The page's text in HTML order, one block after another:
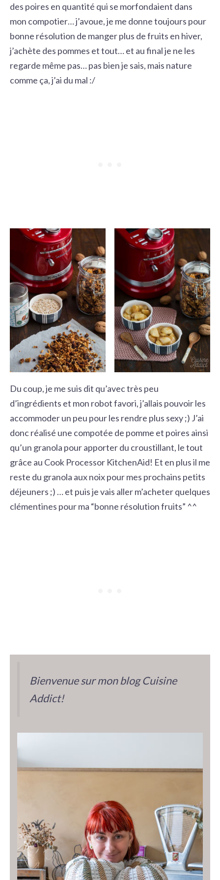
des poires en quantité qui se morfondaient dans
mon compotier… j’avoue, je me donne toujours pour
bonne résolution de manger plus de fruits en hiver,
j’achète des pommes et tout… et au final je ne les
regarde même pas… pas bien je sais, mais nature
comme ça, j’ai du mal :/
Du coup, je me suis dit qu’avec très peu
d’ingrédients et mon robot favori, j’allais pouvoir les
accommoder un peu pour les rendre plus sexy ;) J’ai
donc réalisé une compotée de pomme et poires ainsi
qu’un granola pour apporter du croustillant, le tout
grâce au Cook Processor KitchenAid! Et en plus il me
reste du granola aux noix pour mes prochains petits
déjeuners ;) … et puis je vais aller m’acheter quelques
clémentines pour ma “bonne résolution fruits” ^^
Bienvenue sur mon blog Cuisine
Addict!